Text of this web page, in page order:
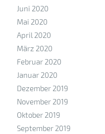
Juni 2020
Mai 2020
April 2020
März 2020
Februar 2020
Januar 2020
Dezember 2019
November 2019
Oktober 2019
September 2019